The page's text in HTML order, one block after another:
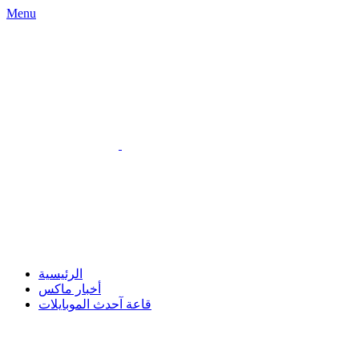
Menu
الرئيسية
أخبار ماكس
قاعة آحدث الموبايلات